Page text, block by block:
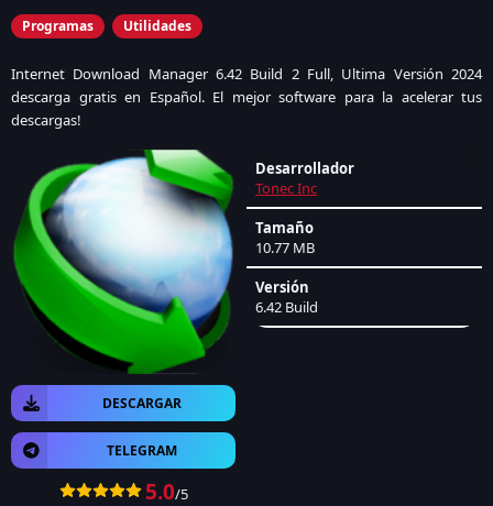
Programas Utilidades
Internet Download Manager 6.42 Build 2 Full, Ultima Versión 2024
descarga gratis en Español. El mejor software para la acelerar tus
descargas!
DESCARGAR
TELEGRAM
5.0/5
Desarrollador
Tonec Inc
Tamaño
10.77 MB
Versión
6.42 Build